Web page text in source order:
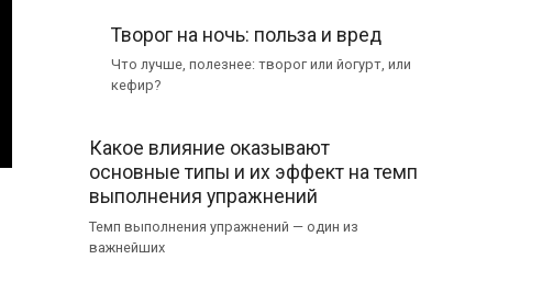
Творог на ночь: польза и вред
Что лучше, полезнее: творог или йогурт, или
кефир?
Какое влияние оказывают
основные типы и их эффект на темп
выполнения упражнений
Темп выполнения упражнений — один из
важнейших